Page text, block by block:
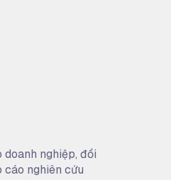
nghiệp, đổi
cáo nghiên cứu